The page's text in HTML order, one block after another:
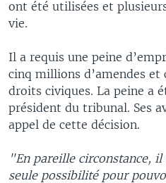
ont été utilisées et
vie.
Il a requis une peine
cinq millions d’amendes
droits civiques. La peine a
président du tribunal. Ses
appel de cette décision.
"En pareille circonstance, il
seule possibilité pour